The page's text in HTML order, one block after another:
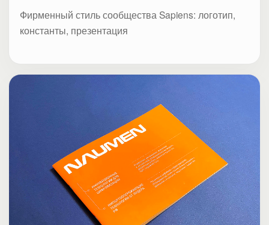
Фирменный стиль сообщества Sapiens: логотип,
константы, презентация